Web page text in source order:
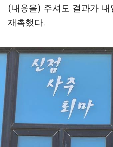
(내용을) 주셔도 결과가
재촉했다.